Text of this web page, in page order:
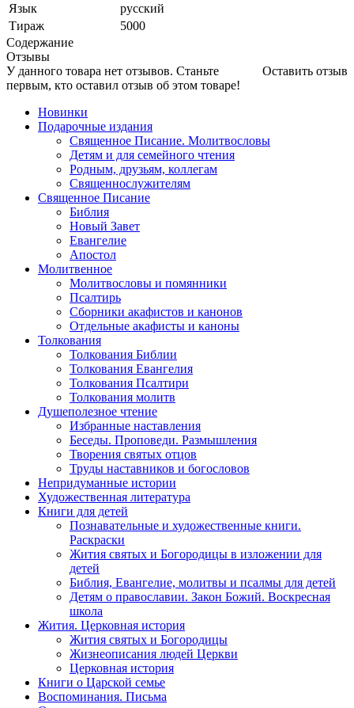
Язык
русский
Тираж
5000
Содержание
Отзывы
Оставить отзыв
У данного товара нет отзывов. Станьте
первым, кто оставил отзыв об этом товаре!
Новинки
Подарочные издания
Священное Писание. Молитвословы
Детям и для семейного чтения
Родным, друзьям, коллегам
Священнослужителям
Священное Писание
Библия
Новый Завет
Евангелие
Апостол
Молитвенное
Молитвословы и помянники
Псалтирь
Сборники акафистов и канонов
Отдельные акафисты и каноны
Толкования
Толкования Библии
Толкования Евангелия
Толкования Псалтири
Толкования молитв
Душеполезное чтение
Избранные наставления
Беседы. Проповеди. Размышления
Творения святых отцов
Труды наставников и богословов
Непридуманные истории
Художественная литература
Книги для детей
Познавательные и художественные книги.
Раскраски
Жития святых и Богородицы в изложении для
детей
Библия, Евангелие, молитвы и псалмы для детей
Детям о православии. Закон Божий. Воскресная
школа
Жития. Церковная история
Жития святых и Богородицы
Жизнеописания людей Церкви
Церковная история
Книги о Царской семье
Воспоминания. Письма